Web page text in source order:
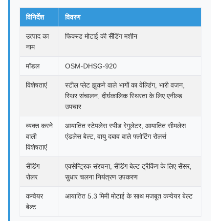
विनिर्देश विवरण
उत्पाद का
नाम
फिक्स्ड मोटाई की सैंडिंग मशीन
मॉडल OSM-DHSG-920
विशेषताएं
स्टील प्लेट झुकने वाले भागों का वेल्डिंग, भारी वजन,
स्थिर संचालन, दीर्घकालिक स्थिरता के लिए एनील्ड
उपचार
व्यक्त करने
वाली
विशेषताएं
आयातित स्टेपलेस स्पीड रेगुलेटर, आयातित सीमलेस
एंडलेस बेल्ट, वायु दबाव वाले फ्लोटिंग रोलर्स
सैंडिंग
रोलर
एक्सेन्ट्रिक संरचना, सैंडिंग बेल्ट ट्रैकिंग के लिए सेंसर,
सुधार चलना नियंत्रण उपकरण
कन्वेयर
बेल्ट
आयातित 5.3 मिमी मोटाई के साथ मजबूत कन्वेयर बेल्ट